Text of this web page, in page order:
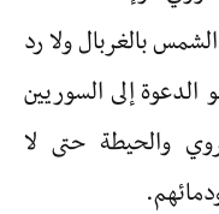
بالغربال ولا رد
الدعوة إلى السوريين
والحيطة حتى لا